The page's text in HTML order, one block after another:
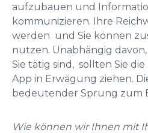
aufzubauen und
kommunizieren. Ihre
werden und Sie können
nutzen. Unabhängig
Sie tätig sind, sollten Sie
App in Erwägung ziehen.
bedeutender Sprung zum
Wie können wir Ihnen mit